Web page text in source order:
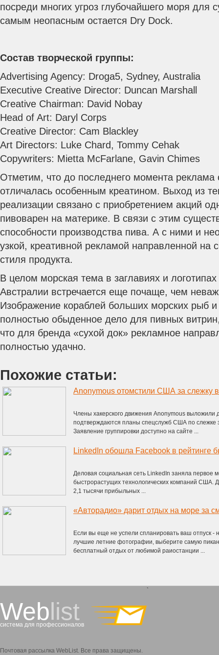
посреди многих угроз глубочайшего моря для
самым неопасным остается Dry Dock.
Состав творческой группы:
Advertising Agency: Droga5, Sydney, Australia
Executive Creative Director: Duncan Marshall
Creative Chairman: David Nobay
Head of Art: Daryl Corps
Creative Director: Cam Blackley
Art Directors: Luke Chard, Tommy Cehak
Copywriters: Mietta McFarlane, Gavin Chimes
Отметим, что до последнего момента реклама
отличалась особенным креатином. Выход из
реализации связано с приобретением акций
пивоварен на материке. В связи с этим
способности производства пива. А с ними и
узкой, креативной рекламой направленной на
стиля продукта.
В целом морская тема в заглавиях и
Австралии встречается еще почаще, чем
Изображение кораблей больших морских рыб
полностью обыденное дело для пивных
что для бренда «сухой док» рекламное
полностью удачно.
Похожие статьи:
Anonymous отомстили США за слежку
Члены хакерского движения Anonymous выложили
подтверждаются планы спецслужб США по слежке
Заявление группировки доступно на сайте ...
Деловая социальная сеть LinkedIn заняла первое
быстрорастущих технологических компаний США.
2,1 тысячи прибыльных ...
«Авторадио» дарит отдых на море за
Если вы еще не успели спланировать ваш отпуск -
лучшие летние фотографии, выберите самую
бесплатный отдых от любимой раиостанции ...
Weblist
система для профессионалов
`
Почтовая рассылка WebList. Все права защищены.